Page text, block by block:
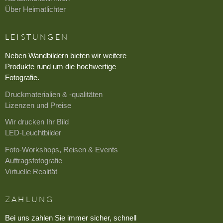
Über Heimatlichter
LEISTUNGEN
Neben Wandbildern bieten wir weitere
Produkte rund um die hochwertige
Fotografie.
Druckmaterialien & -qualitäten
Lizenzen und Preise
Wir drucken Ihr Bild
LED-Leuchtbilder
Foto-Workshops, Reisen & Events
Auftragsfotografie
Virtuelle Realität
ZAHLUNG
Bei uns zahlen Sie immer sicher, schnell